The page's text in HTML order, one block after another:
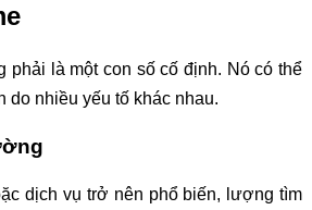
phải là một con số cố định. Nó có thể
do nhiều yếu tố khác nhau.
dịch vụ trở nên phổ biến, lượng tìm